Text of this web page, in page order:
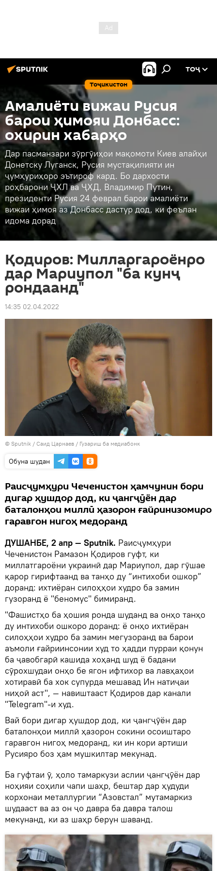
Тоҷикистон
ТОҶ
Амалиёти вижаи Русия
барои ҳимояи Донбасс:
охирин хабарҳо
Дар пасманзари зӯргӯиҳои мақомоти Киев алайҳи
Донетску Луганск, Русия мустақилияти ин
ҷумҳуриҳоро эътироф кард. Бо дархости
роҳбарони ҶХЛ ва ҶХД, Владимир Путин,
президенти Русия 24 феврал барои амалиёти
вижаи ҳимоя аз Донбасс дастур дод, ки феълан
идома дорад
Қодиров: Милларгароёнро
дар Мариупол "ба кунҷ
рондаанд"
14:35 02.04.2022
© Sputnik / Саид Царнаев / Гузариш ба медиабонк
Обуна шудан
Раисҷумҳури Чеченистон ҳамчунин бори
дигар ҳушдор дод, ки ҷангҷӯён дар
баталонҳои миллӣ ҳазорон ғайринизомиро
гаравгон нигоҳ медоранд
ДУШАНБЕ, 2 апр — Sputnik. Раисҷумҳури
Чеченистон Рамазон Қодиров гуфт, ки
миллатгароёни украинӣ дар Мариупол, дар гӯшае
қарор гирифтаанд ва танҳо ду “интихоби ошкор”
доранд: ихтиёран силоҳҳои худро ба замин
гузоранд ё "беномус" бимиранд.
"Фашистҳо ба ҳошия ронда шуданд ва онҳо танҳо
ду интихоби ошкоро доранд: ё онҳо ихтиёран
силоҳҳои худро ба замин мегузоранд ва барои
аъмоли ғайриинсонии худ то ҳадди пурраи қонун
ба ҷавобгарӣ кашида хоҳанд шуд ё бадани
сӯрохшудаи онҳо бе ягон ифтихор ва лавҳаҳои
хотиравӣ ба хок супурда мешавад Ин натиҷаи
ниҳоӣ аст", — навиштааст Қодиров дар канали
"Telegram"-и худ.
Вай бори дигар ҳушдор дод, ки ҷангҷӯён дар
баталонҳои миллӣ ҳазорон сокини осоиштаро
гаравгон нигоҳ медоранд, ки ин кори артиши
Русияро боз ҳам мушкилтар мекунад.
Ба гуфтаи ӯ, ҳоло тамаркузи аслии ҷангҷӯён дар
ноҳияи соҳили чапи шаҳр, бештар дар ҳудуди
корхонаи металлургии “Азовстал” мутамаркиз
шудааст ва аз он ҷо давра ба давра талош
мекунанд, ки аз шаҳр берун шаванд.